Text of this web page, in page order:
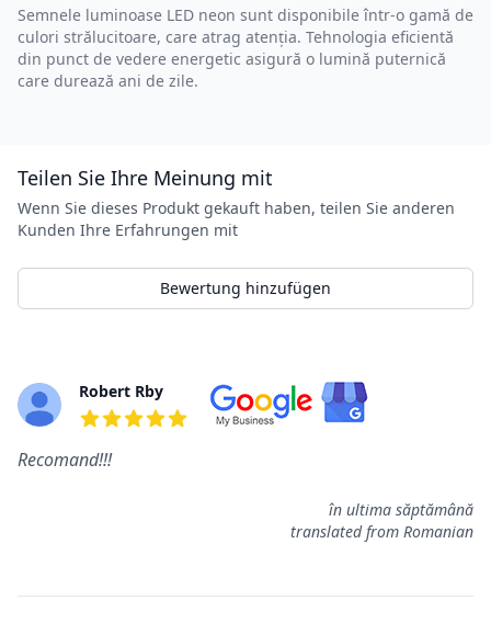
Semnele luminoase LED neon sunt disponibile într-o gamă de
culori strălucitoare, care atrag atenția. Tehnologia eficientă
din punct de vedere energetic asigură o lumină puternică
care durează ani de zile.
Teilen Sie Ihre Meinung mit
Wenn Sie dieses Produkt gekauft haben, teilen Sie anderen
Kunden Ihre Erfahrungen mit
Bewertung hinzufügen
Bewertungen
Robert Rby
Recomand!!!
în ultima săptămână
translated from Romanian